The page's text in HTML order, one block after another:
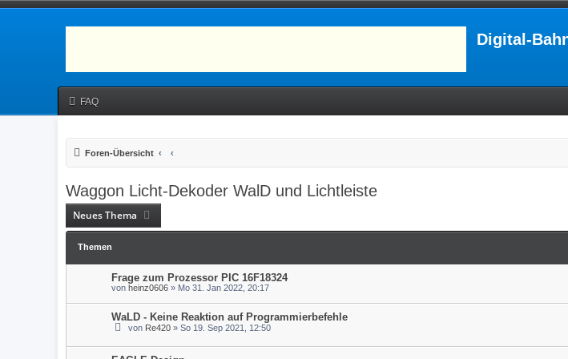
Digital-
FAQ
Foren-Übersicht
Waggon Licht-Dekoder WalD und Lichtleiste
Neues Thema
Themen
Frage zum Prozessor PIC 16F18324
von heinz0606 » Mo 31. Jan 2022, 20:17
WaLD - Keine Reaktion auf Programmierbefehle
von Re420 » So 19. Sep 2021, 12:50